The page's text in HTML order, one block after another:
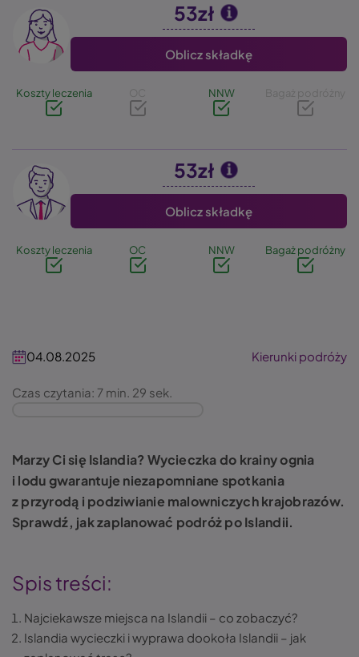
Image 53zł
Oblicz składkę
Koszty leczenia NNW Bagaż podróżny
Image 53zł
Oblicz składkę
Koszty leczenia OC NNW Bagaż podróżny
04.08.2025 Kierunki podróży
Czas czytania: 7 min. 29 sek.
Marzy Ci się Islandia? Wycieczka do krainy ognia
i lodu gwarantuje niezapomniane spotkania
z przyrodą i podziwianie malowniczych krajobrazów.
Sprawdź, jak zaplanować podróż po Islandii.
Spis treści:
Najciekawsze miejsca na Islandii – co zobaczyć?
Islandia wycieczki i wyprawa dookoła Islandii – jak